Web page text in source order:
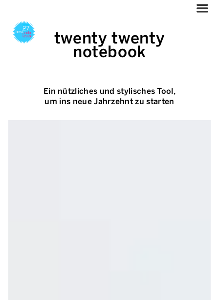
twenty twenty
notebook
Ein nützliches und stylisches Tool,
um ins neue Jahrzehnt zu starten